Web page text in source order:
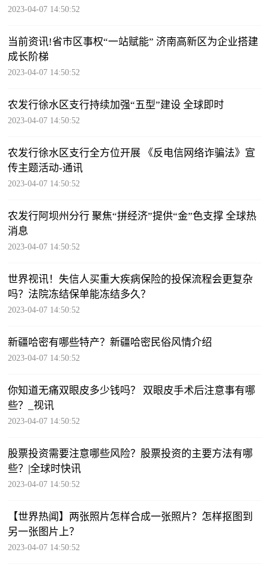
2023-04-07 14:50:52
当前资讯!省市区事权“一站赋能” 济南高新区为企业搭建
成长阶梯
2023-04-07 14:50:52
农发行徐水区支行持续加强“五型”建设 全球即时
2023-04-07 14:50:52
农发行徐水区支行全方位开展 《反电信网络诈骗法》宣
传主题活动-通讯
2023-04-07 14:50:52
农发行阿坝州分行 聚焦“拼经济”提供“金”色支撑 全球热
消息
2023-04-07 14:50:52
世界视讯！失信人买重大疾病保险的投保流程会更复杂
吗？法院冻结保单能冻结多久？
2023-04-07 14:50:52
新疆哈密有哪些特产？新疆哈密民俗风情介绍
2023-04-07 14:50:52
你知道无痛双眼皮多少钱吗？ 双眼皮手术后注意事有哪
些？_视讯
2023-04-07 14:50:52
股票投资需要注意哪些风险？股票投资的主要方法有哪
些？|全球时快讯
2023-04-07 14:50:52
【世界热闻】两张照片怎样合成一张照片？怎样抠图到
另一张图片上？
2023-04-07 14:50:52